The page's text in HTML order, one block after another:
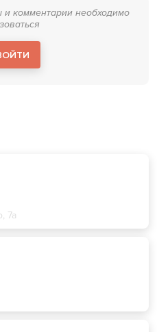
7а
и комментарии необходимо